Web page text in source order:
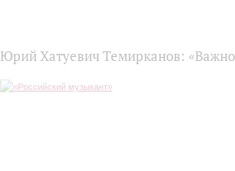
Юрий Хатуевич Темирканов: